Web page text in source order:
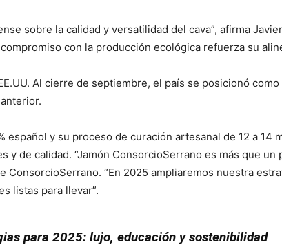
sobre la calidad y versatilidad del cava”, afirma
con la producción ecológica refuerza su
Al cierre de septiembre, el país se posicionó
y su proceso de curación artesanal de 12 a 14
de calidad. “Jamón ConsorcioSerrano es más que un
“En 2025 ampliaremos nuestra
listas para llevar”.
para 2025: lujo, educación y sostenibilidad